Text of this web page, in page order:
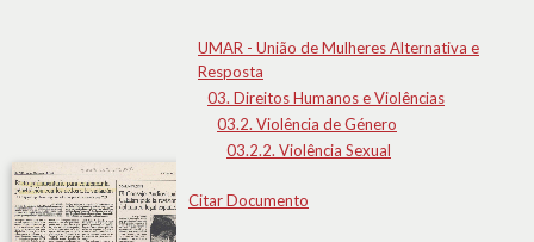
UMAR - União de Mulheres Alternativa e
Resposta
03. Direitos Humanos e Violências
03.2. Violência de Género
03.2.2. Violência Sexual
Citar Documento